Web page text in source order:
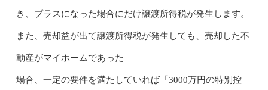
き、プラスになった場合にだけ譲渡所得税が発生します。
また、売却益が出て譲渡所得税が発生しても、売却した不
動産がマイホームであった
場合、一定の要件を満たしていれば「3000万円の特別控